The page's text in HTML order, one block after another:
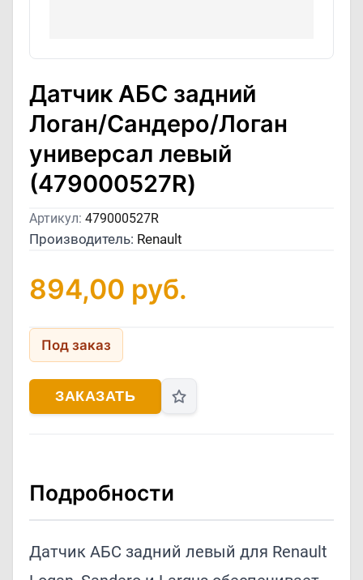
Датчик АБС задний
Логан/Сандеро/Логан
универсал левый
(479000527R)
Артикул: 479000527R
Производитель: Renault
894,00 руб.
Под заказ
ЗАКАЗАТЬ
Подробности
Датчик АБС задний левый для Renault